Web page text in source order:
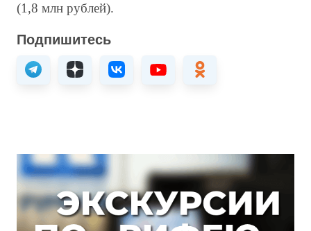
(1,8 млн рублей).
Подпишитесь